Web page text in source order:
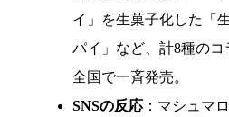
イ」を生菓子化した「
パイ」など、計8種のコ
全国で一斉発売。
SNSの反応 ：マシュマ